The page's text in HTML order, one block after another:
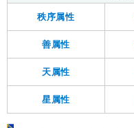
秩序属性
善属性
天属性
星属性